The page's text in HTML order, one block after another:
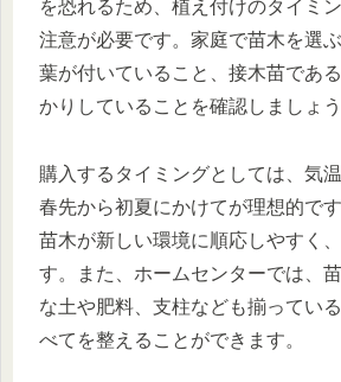
を恐れるため、植え付けのタイミ
注意が必要です。家庭で苗木を選
葉が付いていること、接木苗であ
かりしていることを確認しましょう
購入するタイミングとしては、気
春先から初夏にかけてが理想的で
苗木が新しい環境に順応しやすく
す。また、ホームセンターでは、
な土や肥料、支柱なども揃ってい
べてを整えることができます。